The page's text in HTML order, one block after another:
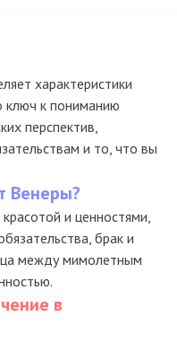
характеристики
ключ к пониманию
перспектив,
и то, что вы
Венеры?
и ценностями,
брак и
между мимолетным
в